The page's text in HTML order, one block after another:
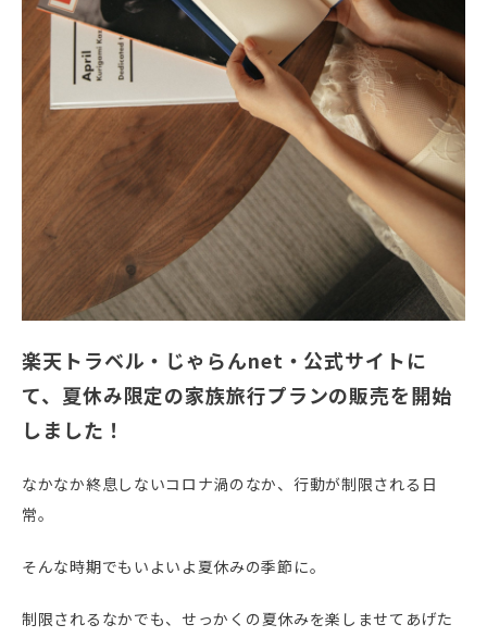
楽天トラベル・じゃらんnet・公式サイトに
て、夏休み限定の家族旅行プランの販売を開始
しました！
なかなか終息しないコロナ渦のなか、行動が制限される日
常。
そんな時期でもいよいよ夏休みの季節に。
制限されるなかでも、 せっかくの夏休みを楽しませてあげた